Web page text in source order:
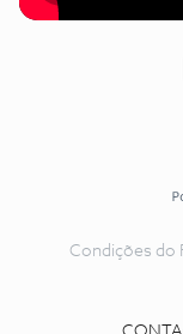
Condições do